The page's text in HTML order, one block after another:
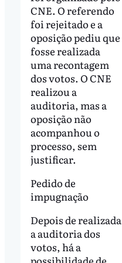
CNE. O referendo
foi rejeitado e a
oposição pediu que
fosse realizada
uma recontagem
dos votos. O CNE
realizou a
auditoria, mas a
oposição não
acompanhou o
processo, sem
justificar.
Pedido de
impugnação
Depois de realizada
a auditoria dos
votos, há a